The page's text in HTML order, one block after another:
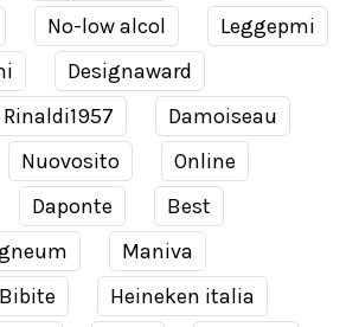
No-low alcol
Leggepmi
Designaward
Rinaldi1957
Damoiseau
Nuovosito
Online
Daponte
Best
Maniva
Bibite
Heineken italia